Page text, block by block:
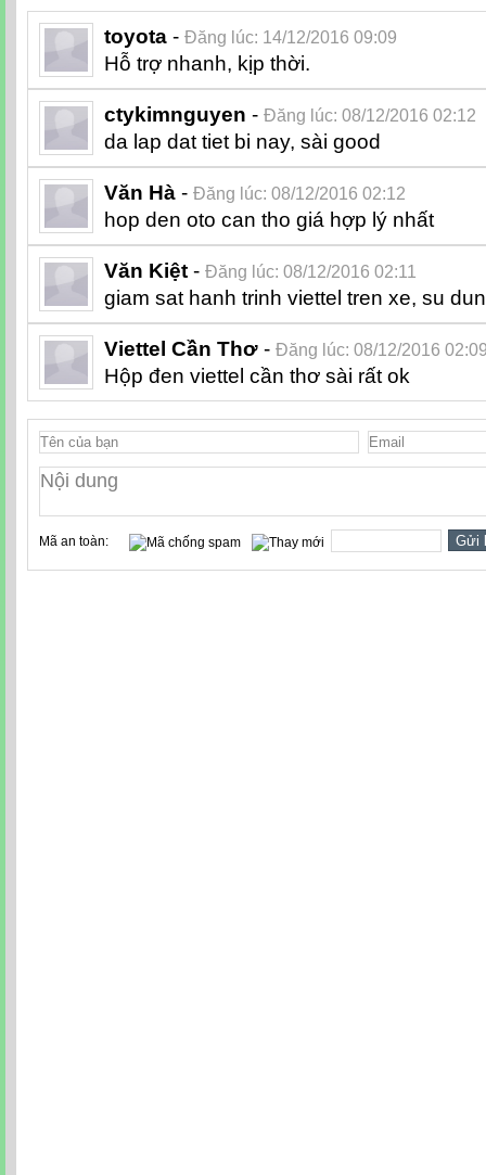
toyota - Đăng lúc: 14/12/2016 09:09
Hỗ trợ nhanh, kịp thời.
ctykimnguyen - Đăng lúc: 08/12/2016 02:12
da lap dat tiet bi nay, sài good
Văn Hà - Đăng lúc: 08/12/2016 02:12
hop den oto can tho giá hợp lý nhất
Văn Kiệt - Đăng lúc: 08/12/2016 02:11
giam sat hanh trinh viettel tren xe, su
Viettel Cần Thơ - Đăng lúc: 08/12/2016
Hộp đen viettel cần thơ sài rất ok
Mã an toàn: